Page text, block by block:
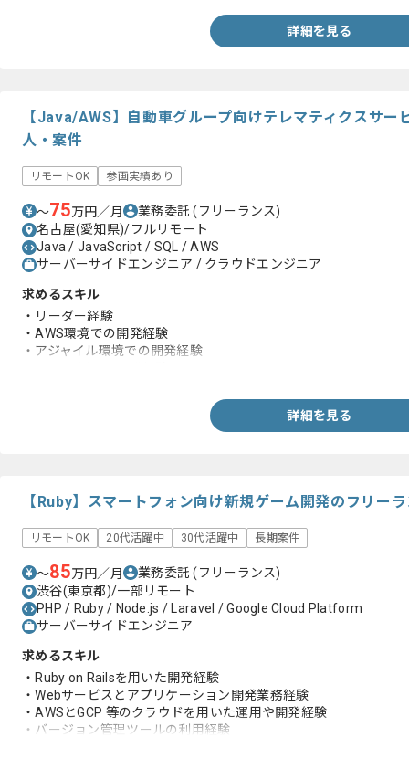
詳細を見る
【Java/AWS】自動車グループ向けテレマティクスサ
人・案件
リモートOK 参画実績あり
〜75万円／月 業務委託(フリーランス)
名古屋(愛知県)/フルリモート
Java / JavaScript / SQL / AWS
サーバーサイドエンジニア / クラウドエンジニア
求めるスキル
・リーダー経験
・AWS環境での開発経験
・アジャイル環境での開発経験
詳細を見る
【Ruby】スマートフォン向け新規ゲーム開発のフリー
リモートOK 20代活躍中 30代活躍中 長期案件
〜85万円／月 業務委託(フリーランス)
渋谷(東京都)/一部リモート
PHP / Ruby / Node.js / Laravel / Google Cloud Platform
サーバーサイドエンジニア
求めるスキル
・Ruby on Railsを用いた開発経験
・Webサービスとアプリケーション開発業務経験
・AWSとGCP 等のクラウドを用いた運用や開発経験
・バージョン管理ツールの利用経験